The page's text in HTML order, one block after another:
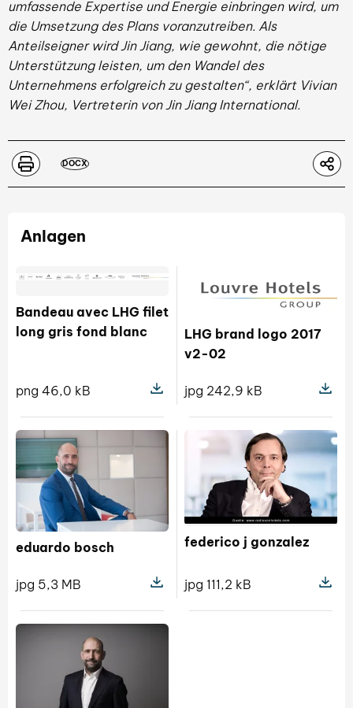
umfassende Expertise und Energie einbringen wird, um
die Umsetzung des Plans voranzutreiben. Als
Anteilseigner wird Jin Jiang, wie gewohnt, die nötige
Unterstützung leisten, um den Wandel des
Unternehmens erfolgreich zu gestalten“, erklärt Vivian
Wei Zhou, Vertreterin von Jin Jiang International.
DOCX
Anlagen
Bandeau avec LHG filet
long gris fond blanc
png 46,0 kB
Pokaż szczegóły pliku Bandeau
LHG brand logo 2017
v2-02
jpg 242,9 kB
eduardo bosch
jpg 5,3 MB
Pokaż szczegóły pliku eduardo
federico j gonzalez
jpg 111,2 kB